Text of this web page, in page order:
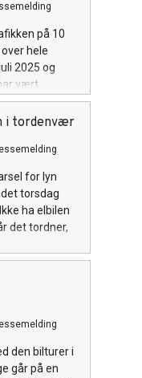
på 10
hele
2025 og
vært
kjørt mer, sier
i NAF.
i tordenvær
for lyn
torsdag
ha elbilen
det tordner,
NAF.
den bilturer i
går på en